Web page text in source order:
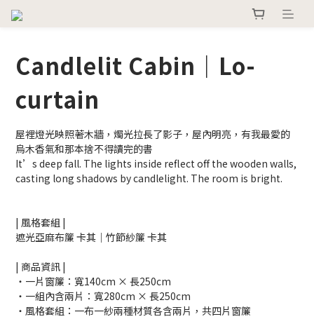
Candlelit Cabin｜Lo-
curtain
屋裡燈光映照著木牆，燭光拉長了影子，屋內明亮，有我最愛的
烏木香氣和那本捨不得讀完的書
It’s deep fall. The lights inside reflect off the wooden walls,
casting long shadows by candlelight. The room is bright.
| 風格套組 |
遮光亞麻布簾 卡其｜竹節紗簾 卡其
| 商品資訊 |
・一片窗簾：寬140cm × 長250cm
・一組內含兩片：寬280cm × 長250cm
・風格套組：一布一紗兩種材質各含兩片，共四片窗簾